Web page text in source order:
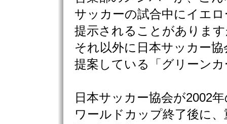
サッカーの試合中にイエ
提示されることがありま
それ以外に日本サッカー協
提案している「グリーン
日本サッカー協会が2002
ワールドカップ終了後に